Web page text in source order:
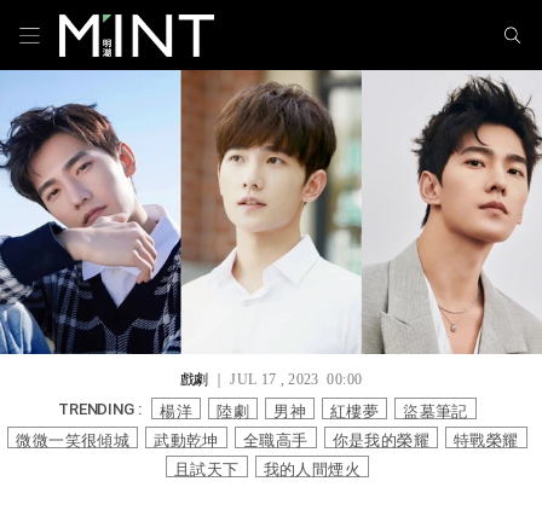
戲劇｜ JUL 17 , 2023 00:00
TRENDING : 楊洋 陸劇 男神 紅樓夢
盜墓筆記
微微一笑很傾城
武動乾坤 全職高手 你是我的榮耀
特戰榮耀
且試天下
我的人間煙火